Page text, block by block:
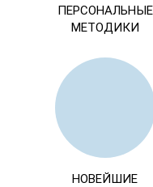
ПЕРСОНАЛЬНЫЕ
МЕТОДИКИ
НОВЕЙШИЕ